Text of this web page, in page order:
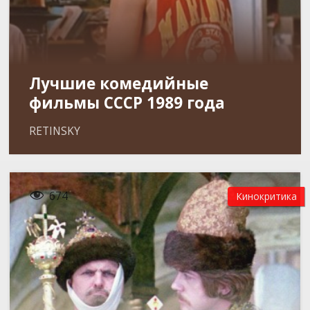
Лучшие комедийные
фильмы СССР 1989 года
RETINSKY
 674 Кинокритика